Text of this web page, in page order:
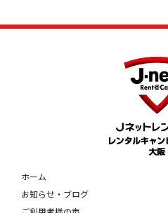
ホーム
お知らせ・ブログ